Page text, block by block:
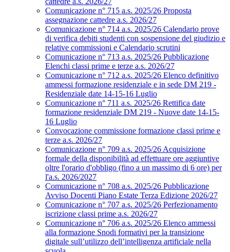
Comunicazione n° 715 a.s. 2025/26 Proposta
assegnazione cattedre a.s. 2026/27
Comunicazione n° 714 a.s. 2025/26 Calendario prove
di verifica debiti studenti con sospensione del giudizio e
relative commissioni e Calendario scrutini
Comunicazione n° 713 a.s. 2025/26 Pubblicazione
Elenchi classi prime e terze a.s. 2026/27
Comunicazione n° 712 a.s. 2025/26 Elenco definitivo
ammessi formazione residenziale e in sede DM 219 -
Residenziale date 14-15-16 Luglio
Comunicazione n° 711 a.s. 2025/26 Rettifica date
formazione residenziale DM 219 - Nuove date 14-15-
16 Luglio
Convocazione commissione formazione classi prime e
terze a.s. 2026/27
Comunicazione n° 709 a.s. 2025/26 Acquisizione
formale della disponibilità ad effettuare ore aggiuntive
oltre l'orario d'obbligo (fino a un massimo di 6 ore) per
l'a.s. 2026/2027
Comunicazione n° 708 a.s. 2025/26 Pubblicazione
Avviso Docenti Piano Estate Terza Edizione 2026/27
Comunicazione n° 707 a.s. 2025/26 Perfezionamento
iscrizione classi prime a.s. 2026/27
Comunicazione n° 706 a.s. 2025/26 Elenco ammessi
alla formazione Snodi formativi per la transizione
digitale sull’utilizzo dell’intelligenza artificiale nella